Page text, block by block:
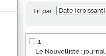
Tri par :
1
Le Nouvelliste :